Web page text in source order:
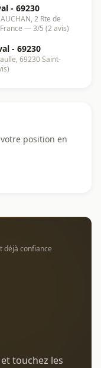
- 69230
2 Rte de
— 3/5 (2 avis)
- 69230
69230 Saint-
position en
déjà confiance
touchez les